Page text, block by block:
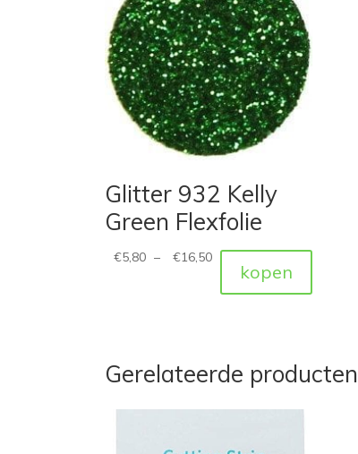
Glitter 932 Kelly
Green Flexfolie
€5,80 – €16,50
kopen
Gerelateerde producten